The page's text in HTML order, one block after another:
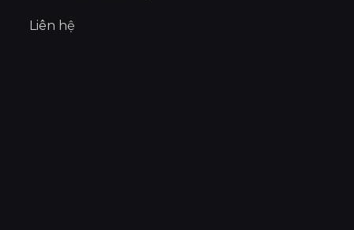
Liên hệ